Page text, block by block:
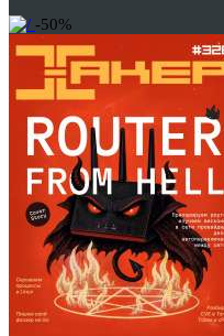
-50%